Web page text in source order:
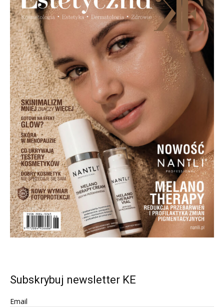
Subskrybuj newsletter KE
Email